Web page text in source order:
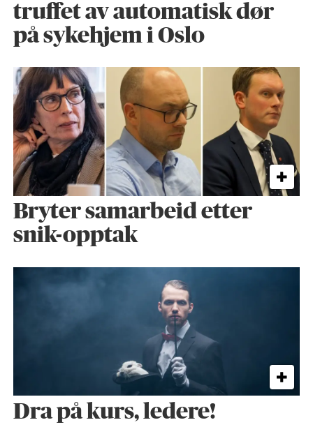
truffet av automatisk dør
på sykehjem i Oslo
Bryter samarbeid etter
snik-opptak
Dra på kurs, ledere!